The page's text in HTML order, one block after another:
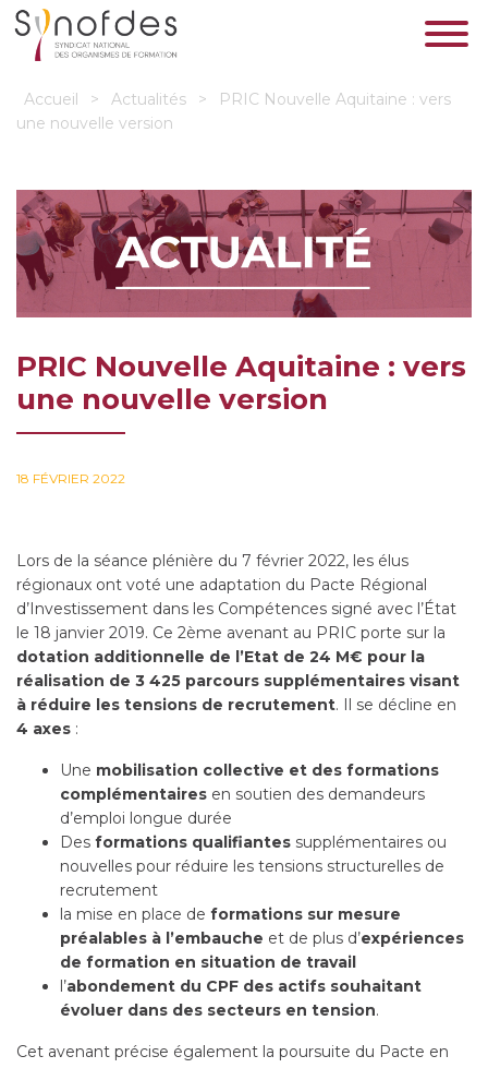
Accueil > Actualités >
PRIC Nouvelle Aquitaine : vers
une nouvelle version
PRIC Nouvelle Aquitaine : vers
une nouvelle version
18 FÉVRIER 2022
Lors de la séance plénière du 7 février 2022, les élus
régionaux ont voté une adaptation du Pacte Régional
d’Investissement dans les Compétences signé avec l’État
le 18 janvier 2019. Ce 2ème avenant au PRIC porte sur la
dotation additionnelle de l’Etat de 24 M€ pour la
réalisation de 3 425 parcours supplémentaires visant
à réduire les tensions de recrutement. Il se décline en
4 axes :
Une mobilisation collective et des formations
complémentaires en soutien des demandeurs
d’emploi longue durée
Des formations qualifiantes supplémentaires ou
nouvelles pour réduire les tensions structurelles de
recrutement
la mise en place de formations sur mesure
préalables à l’embauche et de plus d’expériences
de formation en situation de travail
l’abondement du CPF des actifs souhaitant
évoluer dans des secteurs en tension.
Cet avenant précise également la poursuite du Pacte en